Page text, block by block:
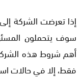
إذا تعرضت الشركة
سوف يتحملون
أهم شروط هذه
فقط، إلا في حالات